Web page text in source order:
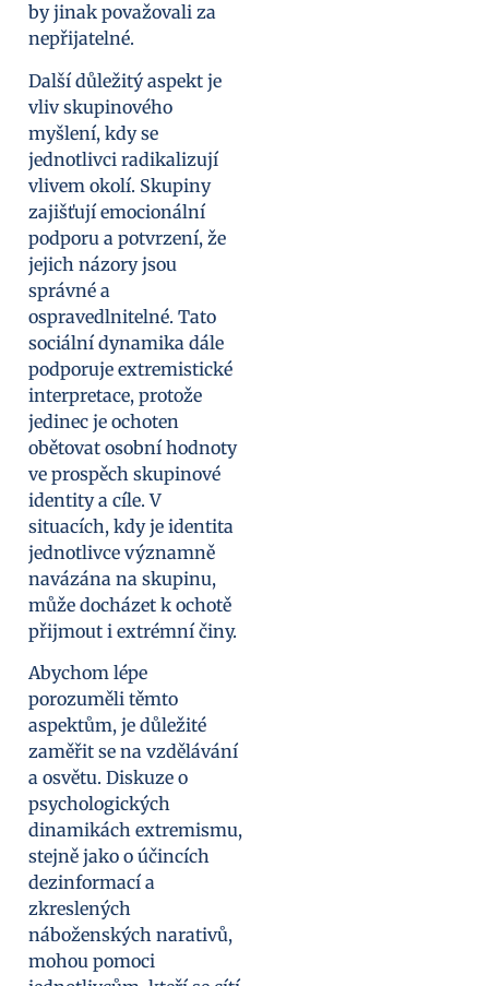
by jinak považovali za
nepřijatelné.
Další důležitý aspekt je
vliv skupinového
myšlení, kdy se
jednotlivci radikalizují
vlivem okolí. Skupiny
zajišťují emocionální
podporu a potvrzení, že
jejich názory jsou
správné a
ospravedlnitelné. Tato
sociální dynamika dále
podporuje extremistické
interpretace, protože
jedinec je ochoten
obětovat osobní hodnoty
ve prospěch skupinové
identity a cíle. V
situacích, kdy je identita
jednotlivce významně
navázána na skupinu,
může docházet k ochotě
přijmout i extrémní činy.
Abychom lépe
porozuměli těmto
aspektům, je důležité
zaměřit se na vzdělávání
a osvětu. Diskuze o
psychologických
dinamikách extremismu,
stejně jako o účincích
dezinformací a
zkreslených
náboženských narativů,
mohou pomoci